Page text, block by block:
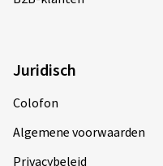
Juridisch
Colofon
Algemene voorwaarden
Privacybeleid